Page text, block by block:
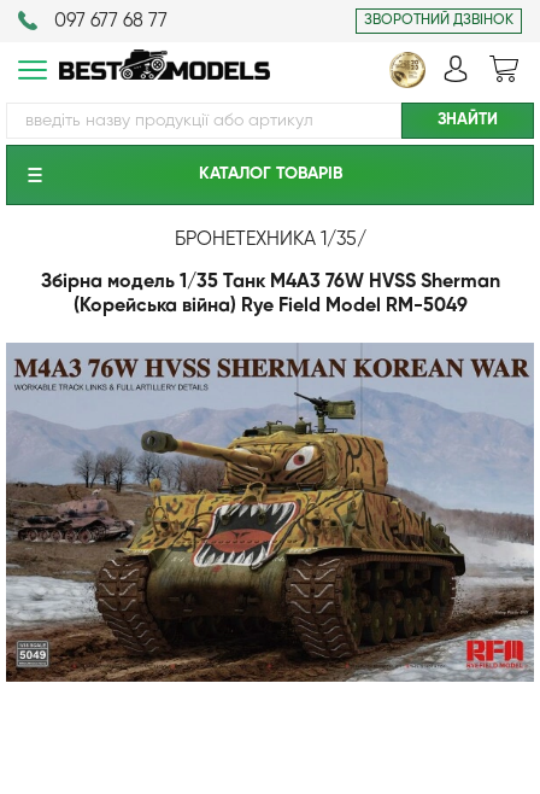
097 677 68 77 ЗВОРОТНИЙ ДЗВІНОК
КАТАЛОГ ТОВАРIВ
БРОНЕТЕХНИКА 1/35/
Збірна модель 1/35 Танк M4A3 76W HVSS Sherman
(Корейська війна) Rye Field Model RM-5049